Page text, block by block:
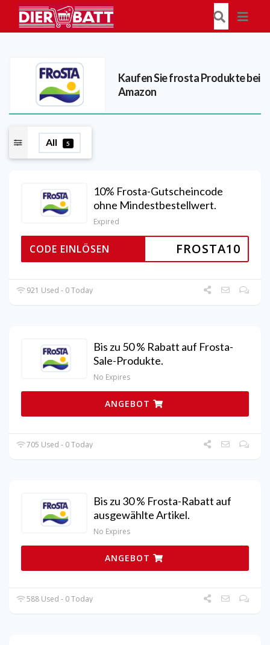
Kaufen Sie frosta Produkte bei
Amazon
All 5
10% Frosta-Gutscheincode
ohne Mindestbestellwert.
Expired
FROSTA10
CODE EINLÖSEN
921 Used - 0 Today
Bis zu 50 % Rabatt auf Frosta-
Sale-Produkte.
No Expires
ANGEBOT
705 Used - 0 Today
Bis zu 30 % Frosta-Rabatt auf
ausgewählte Artikel.
No Expires
ANGEBOT
588 Used - 0 Today